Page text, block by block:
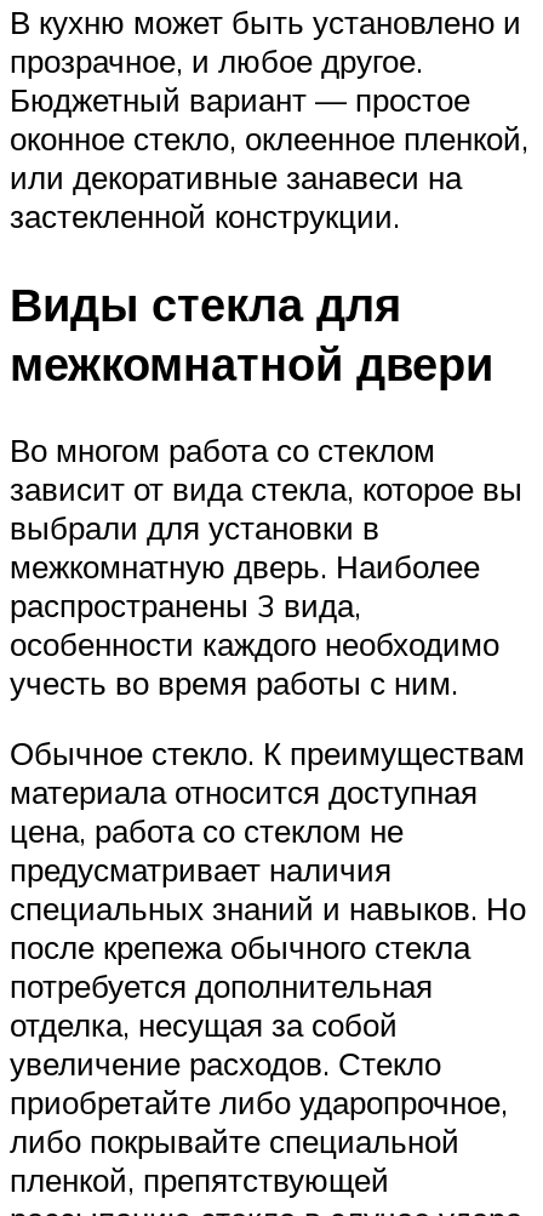
В кухню может быть установлено и
прозрачное, и любое другое.
Бюджетный вариант — простое
оконное стекло, оклеенное пленкой,
или декоративные занавеси на
застекленной конструкции.
Виды стекла для
межкомнатной двери
Во многом работа со стеклом
зависит от вида стекла, которое вы
выбрали для установки в
межкомнатную дверь. Наиболее
распространены 3 вида,
особенности каждого необходимо
учесть во время работы с ним.
Обычное стекло. К преимуществам
материала относится доступная
цена, работа со стеклом не
предусматривает наличия
специальных знаний и навыков. Но
после крепежа обычного стекла
потребуется дополнительная
отделка, несущая за собой
увеличение расходов. Стекло
приобретайте либо ударопрочное,
либо покрывайте специальной
пленкой, препятствующей